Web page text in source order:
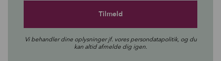
Vi behandler dine oplysninger jf. vorespersondatapolitik, og du
kan altid afmelde dig igen.